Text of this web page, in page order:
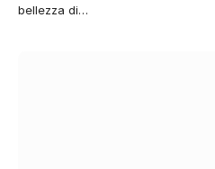
bellezza di…